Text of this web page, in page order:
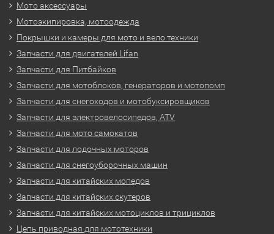
Мото аксессуары
Мотоэкипировка, мотоодежда
Покрышки и камеры для мото и вело техники
Запчасти для двигателей Lifan
Запчасти для Питбайков
Запчасти для мотоблоков, генераторов и мотопомп
Запчасти для снегоходов и мотобуксировщиков
Запчасти для электровелосипедов, ATV
Запчасти для мото самокатов
Запчасти для лодочных моторов
Запчасти для снегоуборочных машин
Запчасти для китайских мопедов
Запчасти для китайских скутеров
Запчасти для китайских мотоциклов и трициклов
Цепь приводная для мототехники